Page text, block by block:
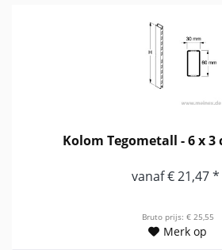
Kolom Tegometall - 6 x 3
vanaf € 21,47 *
Bruto prijs: € 25,55
Merk op